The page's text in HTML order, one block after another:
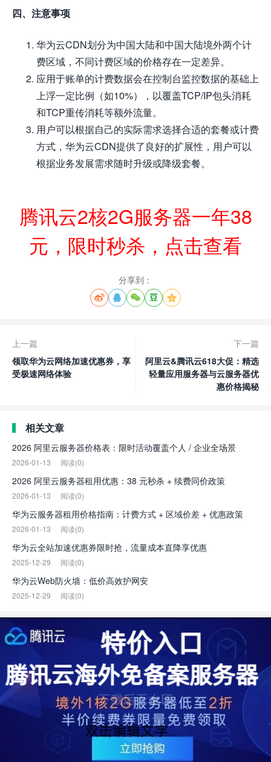
四、注意事项
华为云CDN划分为中国大陆和中国大陆境外两个计
费区域，不同计费区域的价格存在一定差异。
应用于账单的计费数据会在控制台监控数据的基础上
上浮一定比例（如10%），以覆盖TCP/IP包头消耗
和TCP重传消耗等额外流量。
用户可以根据自己的实际需求选择合适的套餐或计费
方式，华为云CDN提供了良好的扩展性，用户可以
根据业务发展需求随时升级或降级套餐。
腾讯云2核2G服务器一年38
元，限时秒杀，点击查看
分享到：
    
上一篇
领取华为云网络加速优惠券，享
受极速网络体验
下一篇
阿里云&腾讯云618大促：精选
轻量应用服务器与云服务器优
惠价格揭秘
相关文章
2026 阿里云服务器价格表：限时活动覆盖个人 / 企业全场景
2026-01-13 阅读(0)
2026 阿里云服务器租用优惠：38 元秒杀 + 续费同价政策
2026-01-13 阅读(0)
华为云服务器租用价格指南：计费方式 + 区域价差 + 优惠政策
2026-01-13 阅读(0)
华为云全站加速优惠券限时抢，流量成本直降享优惠
2025-12-29 阅读(0)
华为云Web防火墙：低价高效护网安
2025-12-29 阅读(0)